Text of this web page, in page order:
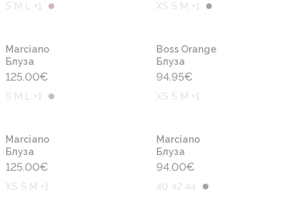
S M L +1 XS S M +1
Marciano
Блуза
125.00€
S M L +1
Boss Orange
Блуза
94.95€
XS S M +1
Marciano
Блуза
125.00€
XS S M +1
Marciano
Блуза
94.00€
40 42 44